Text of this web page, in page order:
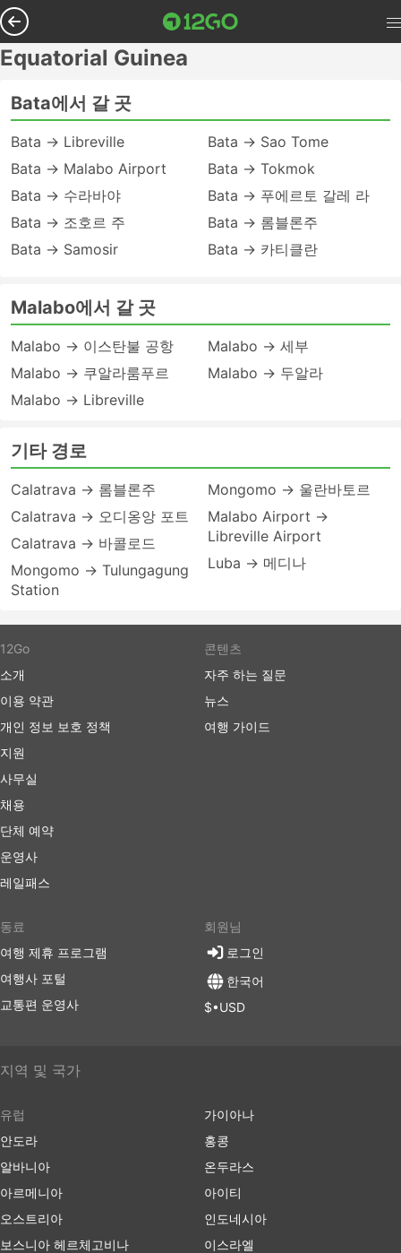
Equatorial Guinea
Bata에서 갈 곳
Bata → Libreville
Bata → Malabo Airport
Bata → 수라바야
Bata → 조호르 주
Bata → Samosir
Bata → Sao Tome
Bata → Tokmok
Bata → 푸에르토 갈레 라
Bata → 롬블론주
Bata → 카티클란
Malabo에서 갈 곳
Malabo → 이스탄불 공항
Malabo → 쿠알라룸푸르
Malabo → Libreville
Malabo → 세부
Malabo → 두알라
기타 경로
Calatrava → 롬블론주
Calatrava → 오디옹앙 포트
Calatrava → 바콜로드
Mongomo → Tulungagung
Station
Mongomo → 울란바토르
Malabo Airport →
Libreville Airport
Luba → 메디나
12Go
소개
이용 약관
개인 정보 보호 정책
지원
사무실
채용
단체 예약
운영사
레일패스
콘텐츠
자주 하는 질문
뉴스
여행 가이드
동료
여행 제휴 프로그램
여행사 포털
교통편 운영사
회원님
로그인
한국어
$•USD
지역 및 국가
유럽
안도라
알바니아
아르메니아
오스트리아
보스니아 헤르체고비나
가이아나
홍콩
온두라스
아이티
인도네시아
이스라엘